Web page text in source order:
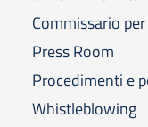
Commissario
Press Room
Procedimenti e
Whistleblowing